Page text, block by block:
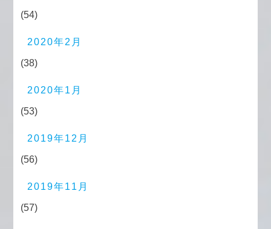
(54)
2020年2月
(38)
2020年1月
(53)
2019年12月
(56)
2019年11月
(57)